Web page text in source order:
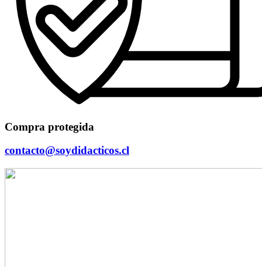
Compra protegida
contacto@soydidacticos.cl